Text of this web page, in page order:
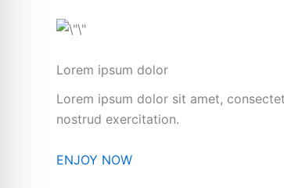
Lorem ipsum dolor
Lorem ipsum dolor sit amet,
nostrud exercitation.
ENJOY NOW